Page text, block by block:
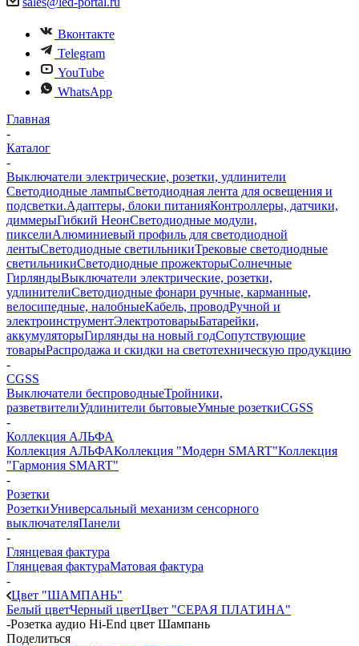
Вконтакте
Telegram
YouTube
WhatsApp
Главная
-
Каталог
-
Выключатели электрические, розетки, удлинители
Светодиодные лампыСветодиодная лента для освещения и
подсветки.Адаптеры, блоки питанияКонтроллеры, датчики,
диммерыГибкий НеонСветодиодные модули,
пикселиАлюминиевый профиль для светодиодной
лентыСветодиодные светильникиТрековые светодиодные
светильникиСветодиодные прожекторыСолнечные
ГирляндыВыключатели электрические, розетки,
удлинителиСветодиодные фонари ручные, карманные,
велосипедные, налобныеКабель, проводРучной и
электроинструментЭлектротоварыБатарейки,
аккумуляторыГирлянды на новый годСопутствующие
товарыРаспродажа и скидки на светотехническую продукцию
-
CGSS
Выключатели беспроводныеТройники,
разветвителиУдлинители бытовыеУмные розеткиCGSS
-
Коллекция АЛЬФА
Коллекция АЛЬФАКоллекция "Модерн SMART"Коллекция
"Гармония SMART"
-
Розетки
РозеткиУниверсальный механизм сенсорного
выключателяПанели
-
Глянцевая фактура
Глянцевая фактураМатовая фактура
-
Цвет "ШАМПАНЬ"
Белый цветЧерный цветЦвет "СЕРАЯ ПЛАТИНА"
-Розетка аудио Hi-End цвет Шампань
Поделиться